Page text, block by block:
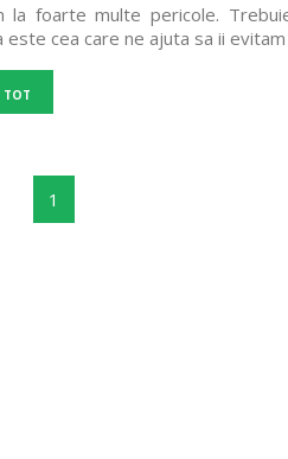
la foarte multe pericole.
este cea care ne ajuta sa ii
TOT
1